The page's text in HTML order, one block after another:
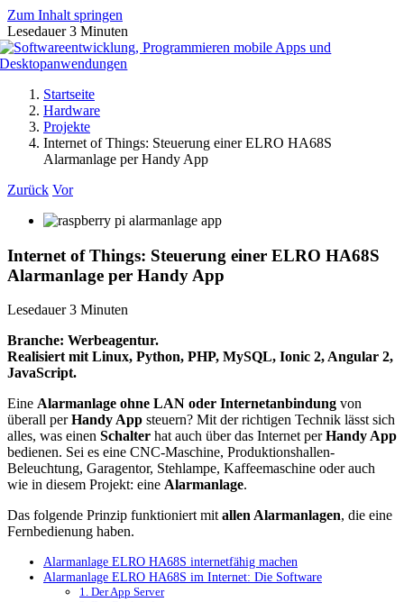
Zum Inhalt springen
Lesedauer 3 Minuten
Startseite
Hardware
Projekte
Internet of Things: Steuerung einer ELRO HA68S
Alarmanlage per Handy App
Zurück Vor
Internet of Things: Steuerung einer ELRO HA68S
Alarmanlage per Handy App
Lesedauer 3 Minuten
Branche: Werbeagentur.
Realisiert mit Linux, Python, PHP, MySQL, Ionic 2, Angular 2,
JavaScript.
Eine Alarmanlage ohne LAN oder Internetanbindung von
überall perHandy App steuern? Mit der richtigen Technik lässt sich
alles, was einen Schalter hat auch über das Internet perHandy App
bedienen. Sei es eine CNC-Maschine, Produktionshallen-
Beleuchtung, Garagentor, Stehlampe, Kaffeemaschine oder auch
wie in diesem Projekt: eine Alarmanlage.
Das folgende Prinzip funktioniert mitallen Alarmanlagen, die eine
Fernbedienung haben.
Alarmanlage ELRO HA68S internetfähig machen
Alarmanlage ELRO HA68S im Internet: Die Software
1. Der App Server